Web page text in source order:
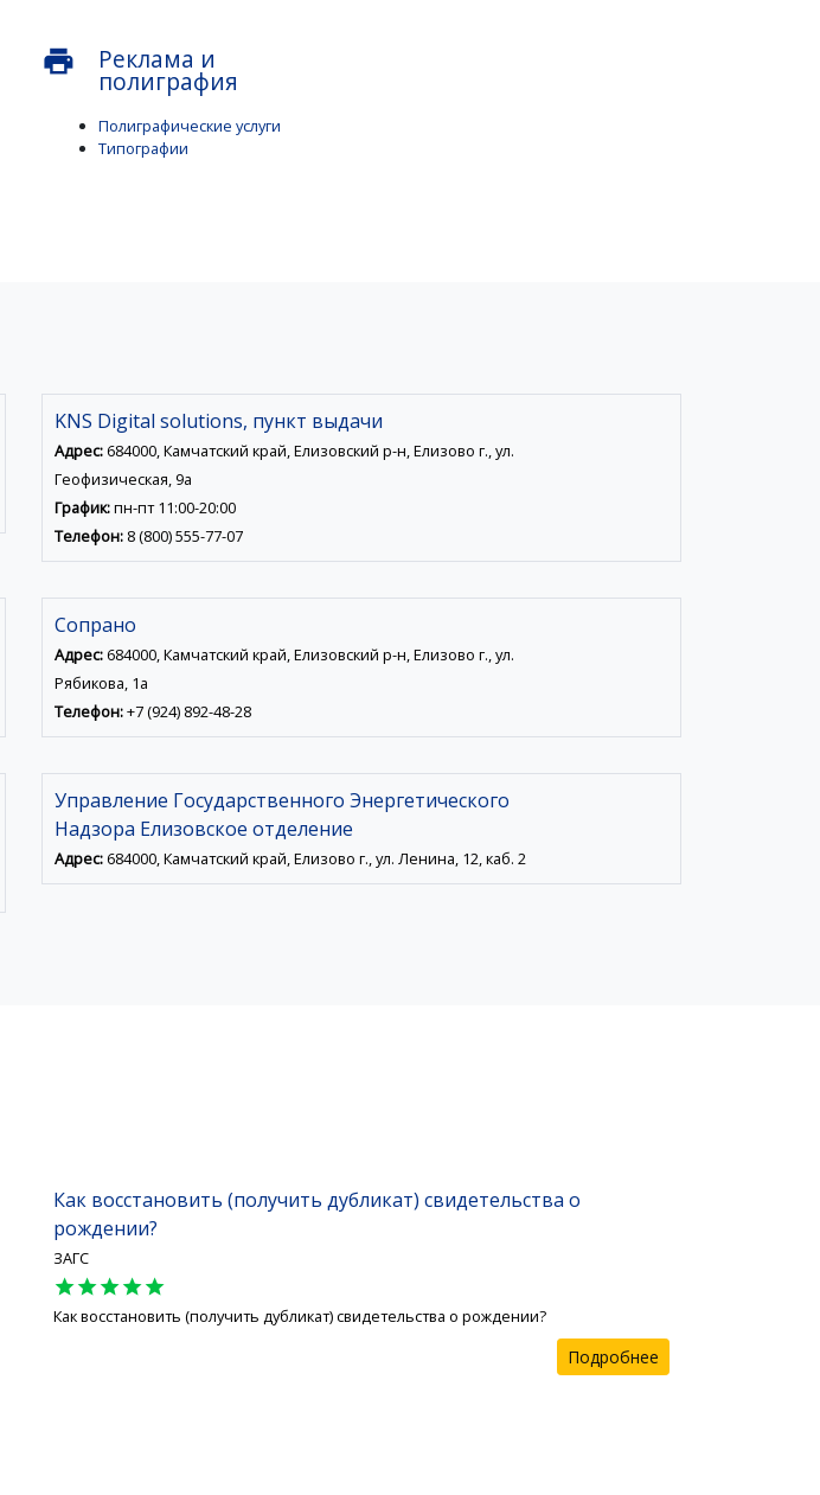
print Реклама и
полиграфия
Полиграфические услуги
Типографии
KNS Digital solutions, пункт выдачи
Адрес: 684000, Камчатский край, Елизовский р-н, Елизово г., ул.
Геофизическая, 9а
График:пн-пт 11:00-20:00
Телефон: 8 (800) 555-77-07
Сопрано
Адрес: 684000, Камчатский край, Елизовский р-н, Елизово г., ул.
Рябикова, 1а
Телефон:+7 (924) 892-48-28
Управление Государственного Энергетического
Надзора Елизовское отделение
Адрес: 684000, Камчатский край, Елизово г., ул. Ленина, 12, каб. 2
Как восстановить (получить дубликат) свидетельства о
рождении?
ЗАГС
star
star
star
star
star
Как восстановить (получить дубликат) свидетельства о рождении?
Подробнее